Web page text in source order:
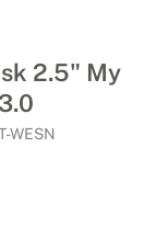
2.5" My
WESN